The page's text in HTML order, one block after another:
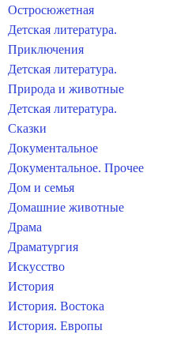
Остросюжетная
Детская литература.
Приключения
Детская литература.
Природа и животные
Детская литература.
Сказки
Документальное
Документальное. Прочее
Дом и семья
Домашние животные
Драма
Драматургия
Искусство
История
История. Востока
История. Европы